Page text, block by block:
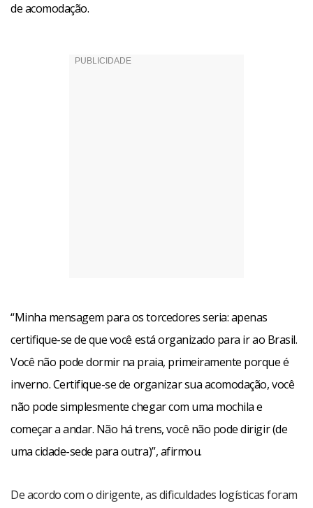
de acomodação.
“Minha mensagem para os torcedores seria: apenas
certifique-se de que você está organizado para ir ao Brasil.
Você não pode dormir na praia, primeiramente porque é
inverno. Certifique-se de organizar sua acomodação, você
não pode simplesmente chegar com uma mochila e
começar a andar. Não há trens, você não pode dirigir (de
uma cidade-sede para outra)”, afirmou.
De acordo com o dirigente, as dificuldades logísticas foram